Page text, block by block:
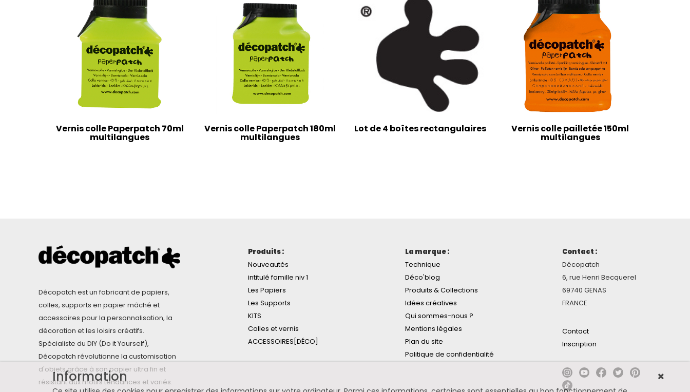
Vernis colle Paperpatch 70ml
multilangues
Vernis colle Paperpatch 180ml
multilangues
Lot de 4 boîtes rectangulaires Vernis colle pailletée 150ml
multilangues
Décopatch est un fabricant de papiers,
colles, supports en papier mâché et
accessoires pour la personnalisation, la
décoration et les loisirs créatifs.
Spécialiste du DIY (Do it Yourself),
Décopatch révolutionne la customisation
d'objets grâce à son papier ultra fin et
résistant aux motifs tendances et variés.
Produits :
Nouveautés
intitulé famille niv 1
Les Papiers
Les Supports
KITS
Colles et vernis
ACCESSOIRES[DÉCO]
La marque :
Technique
Déco'blog
Produits & Collections
Idées créatives
Qui sommes-nous ?
Mentions légales
Plan du site
Politique de confidentialité
Contact :
Décopatch
6, rue Henri Becquerel
69740 GENAS
FRANCE
Contact
Inscription
Information